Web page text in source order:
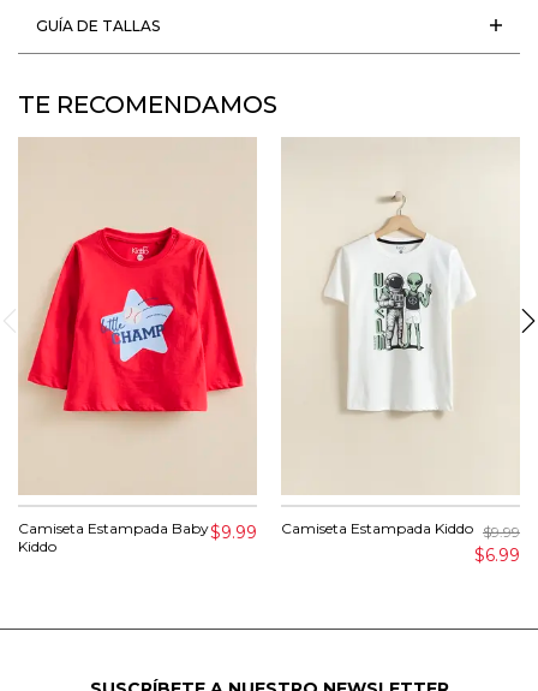
GUÍA DE TALLAS
TE RECOMENDAMOS
Camiseta Estampada Baby
Kiddo
$9.99 Camiseta Estampada Kiddo $9.99
$6.99